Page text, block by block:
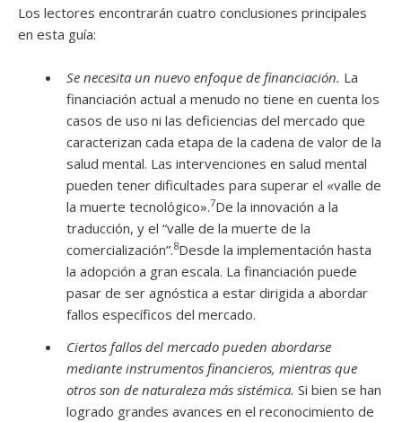
Los lectores encontrarán cuatro conclusiones principales
en esta guía:
Se necesita un nuevo enfoque de financiación. La
financiación actual a menudo no tiene en cuenta los
casos de uso ni las deficiencias del mercado que
caracterizan cada etapa de la cadena de valor de la
salud mental. Las intervenciones en salud mental
pueden tener dificultades para superar el «valle de
la muerte tecnológico».7De la innovación a la
traducción, y el “valle de la muerte de la
comercialización”.8Desde la implementación hasta
la adopción a gran escala. La financiación puede
pasar de ser agnóstica a estar dirigida a abordar
fallos específicos del mercado.
Ciertos fallos del mercado pueden abordarse
mediante instrumentos financieros, mientras que
otros son de naturaleza más sistémica. Si bien se han
logrado grandes avances en el reconocimiento de